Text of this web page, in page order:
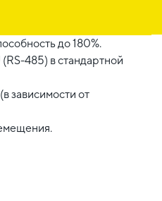
до 180%.
485) в стандартной
зависимости от